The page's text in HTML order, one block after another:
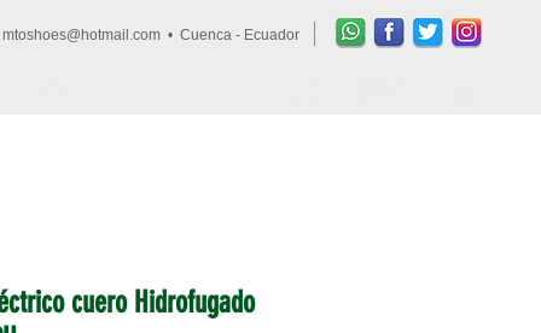
mtoshoes@hotmail.com • Cuenca - Ecuador
cuero Hidrofugado